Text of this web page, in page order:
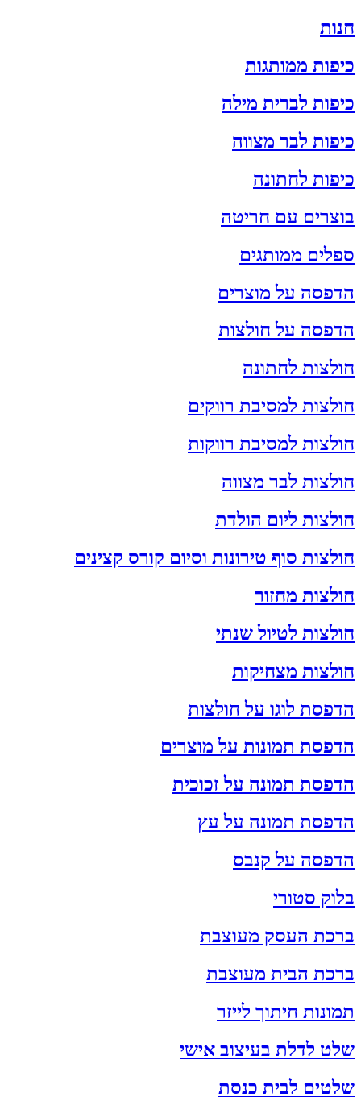
חנות
כיפות ממותגות
כיפות לברית מילה
כיפות לבר מצווה
כיפות לחתונה
בוצרים עם חריטה
ספלים ממותגים
הדפסה על מוצרים
הדפסה על חולצות
חולצות לחתונה
חולצות למסיבת רווקים
חולצות למסיבת רווקות
חולצות לבר מצווה
חולצות ליום הולדת
חולצות סוף טירונות וסיום קורס קצינים
חולצות מחזור
חולצות לטיול שנתי
חולצות מצחיקות
הדפסת לוגו על חולצות
הדפסת תמונות על מוצרים
הדפסת תמונה על זכוכית
הדפסת תמונה על עץ
הדפסה על קנבס
בלוק סטורי
ברכת העסק מעוצבת
ברכת הבית מעוצבת
תמונות חיתוך לייזר
שלט לדלת בעיצוב אישי
שלטים לבית כנסת